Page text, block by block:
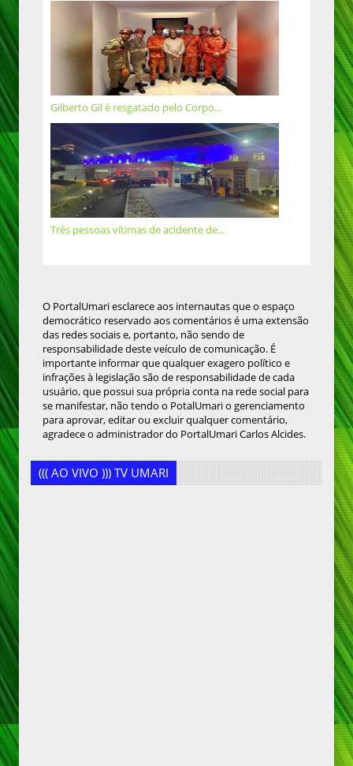
Gilberto Gil é resgatado pelo Corpo...
Três pessoas vítimas de acidente de...
O PortalUmari esclarece aos internautas que o espaço
democrático reservado aos comentários é uma extensão
das redes sociais e, portanto, não sendo de
responsabilidade deste veículo de comunicação. É
importante informar que qualquer exagero político e
infrações à legislação são de responsabilidade de cada
usuário, que possui sua própria conta na rede social para
se manifestar, não tendo o PotalUmari o gerenciamento
para aprovar, editar ou excluir qualquer comentário,
agradece o administrador do PortalUmari Carlos Alcides.
((( AO VIVO ))) TV UMARI